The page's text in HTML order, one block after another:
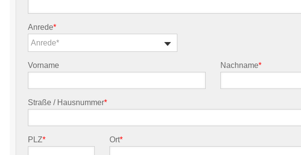
Anrede*
Anrede*
Vorname Nachname*
Straße / Hausnummer*
PLZ* Ort*